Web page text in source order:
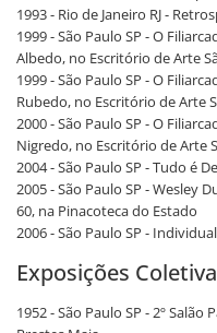
1993 - Rio de Janeiro RJ -
1999 - São Paulo SP - O
Albedo, no Escritório de Arte
1999 - São Paulo SP - O
Rubedo, no Escritório de Arte
2000 - São Paulo SP - O
Nigredo, no Escritório de Arte
2004 - São Paulo SP - Tudo é
2005 - São Paulo SP - Wesley
60, na Pinacoteca do Estado
2006 - São Paulo SP -
Exposições
1952 - São Paulo SP - 2º